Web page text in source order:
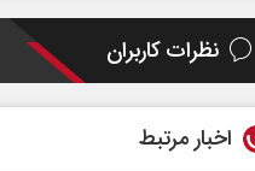
نظرات کاربران
اخبار مرتبط